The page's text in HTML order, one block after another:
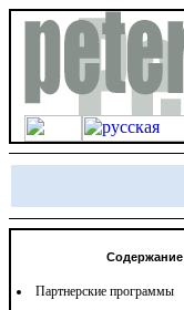
Содержание
Партнерские программы